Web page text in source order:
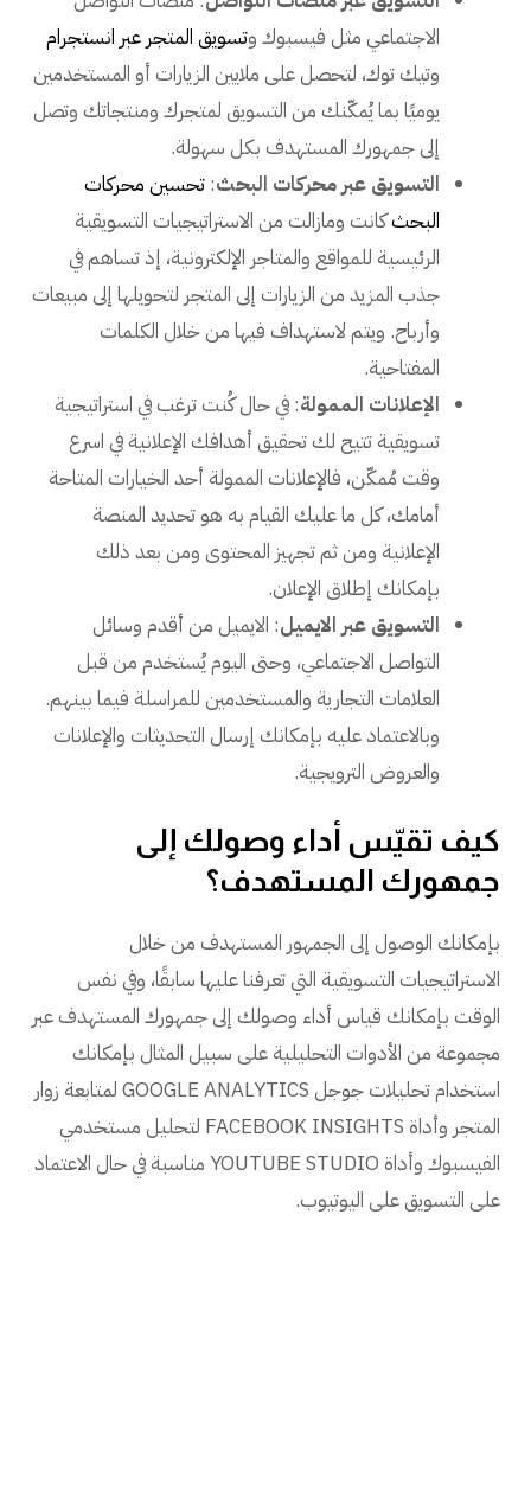
الاجتماعي مثل فيسبوك وتسويق المتجر عبر انستجرام
وتيك توك، لتحصل على ملايين الزيارات أو المستخدمين
يوميًا بما يُمكّنك من التسويق لمتجرك ومنتجاتك وتصل
إلى جمهورك المستهدف بكل سهولة.
التسويق عبر محركات البحث:تحسين محركات
البحثكانت ومازالت من الاستراتيجيات التسويقية
الرئيسية للمواقع والمتاجر الإلكترونية، إذ تساهم في
جذب المزيد من الزيارات إلى المتجر لتحويلها إلى مبيعات
وأرباح. ويتم لاستهداف فيها من خلال الكلمات
المفتاحية.
الإعلانات الممولة: في حال كُنت ترغب في استراتيجية
تسويقية تتيح لك تحقيق أهدافك الإعلانية في اسرع
وقت مُمكّن، فالإعلانات الممولة أحد الخيارات المتاحة
أمامك، كل ما عليك القيام به هو تحديد المنصة
الإعلانية ومن ثم تجهيز المحتوى ومن بعد ذلك
بإمكانك إطلاق الإعلان.
التسويق عبر الايميل: الايميل من أقدم وسائل
التواصل الاجتماعي، وحتى اليوم يُستخدم من قبل
العلامات التجارية والمستخدمين للمراسلة فيما بينهم.
وبالاعتماد عليه بإمكانك إرسال التحديثات والإعلانات
والعروض الترويجية.
كيف تقيّس أداء وصولك إلى
جمهورك المستهدف؟
بإمكانك الوصول إلى الجمهور المستهدف من خلال
الاستراتيجيات التسويقية التي تعرفنا عليها سابقًا، وفي نفس
الوقت بإمكانك قياس أداء وصولك إلى جمهورك المستهدف عبر
مجموعة من الأدوات التحليلية على سبيل المثال بإمكانك
استخدام تحليلات جوجل GOOGLE ANALYTICS لمتابعة زوار
المتجر وأداة FACEBOOK INSIGHTS لتحليل مستخدمي
الفيسبوك وأداة YOUTUBE STUDIO مناسبة في حال الاعتماد
على التسويق على اليوتيوب.